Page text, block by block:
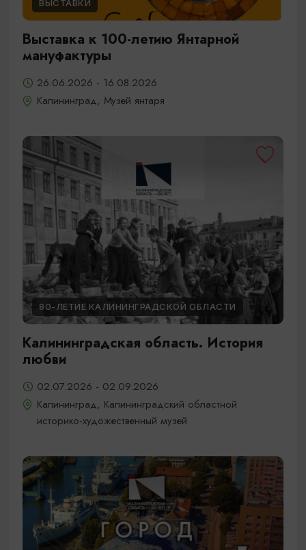
ВЫСТАВКИ
Выставка к 100-летию Янтарной
мануфактуры
26.06.2026 - 16.08.2026
Калининград, Музей янтаря
80-ЛЕТИЕ КАЛИНИНГРАДСКОЙ ОБЛАСТИ
Калининградская область. История
любви
02.07.2026 - 02.09.2026
Калининград, Калининградский областной
историко-художественный музей